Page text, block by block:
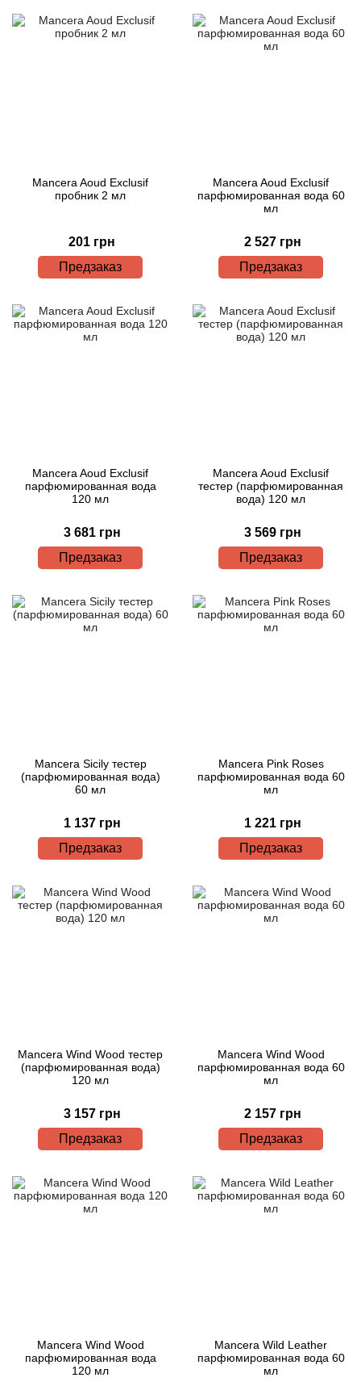
Mancera Aoud Exclusif
пробник 2 мл
201 грн
Предзаказ
Mancera Aoud Exclusif
парфюмированная вода 60
мл
2 527 грн
Предзаказ
Mancera Aoud Exclusif
парфюмированная вода
120 мл
3 681 грн
Предзаказ
Mancera Aoud Exclusif
тестер (парфюмированная
вода) 120 мл
3 569 грн
Предзаказ
Mancera Sicily тестер
(парфюмированная вода)
60 мл
1 137 грн
Предзаказ
Mancera Pink Roses
парфюмированная вода 60
мл
1 221 грн
Предзаказ
Mancera Wind Wood тестер
(парфюмированная вода)
120 мл
3 157 грн
Предзаказ
Mancera Wind Wood
парфюмированная вода 60
мл
2 157 грн
Предзаказ
Mancera Wind Wood
парфюмированная вода
120 мл
Mancera Wild Leather
парфюмированная вода 60
мл